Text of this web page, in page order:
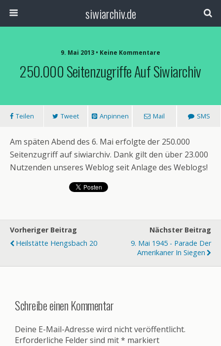
siwiarchiv.de
9. Mai 2013 • Keine Kommentare
250.000 Seitenzugriffe Auf Siwiarchiv
Teilen Tweet Anpinnen Mail SMS
Am späten Abend des 6. Mai erfolgte der 250.000
Seitenzugriff auf siwiarchiv. Dank gilt den über 23.000
Nutzenden unseres Weblog seit Anlage des Weblogs!
Vorheriger Beitrag
Heilstätte Hengsbach 20
Nächster Beitrag
9. Mai 1945 - Parade Der
Amerikaner In Siegen
Schreibe einen Kommentar
Deine E-Mail-Adresse wird nicht veröffentlicht.
Erforderliche Felder sind mit* markiert